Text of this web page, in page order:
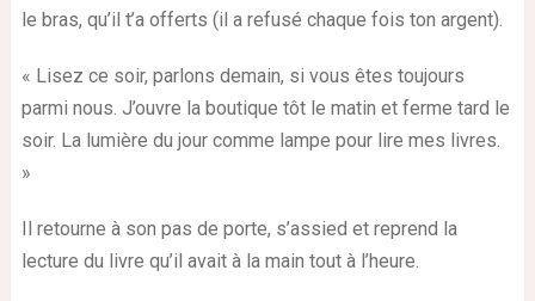
le bras, qu’il t’a offerts (il a refusé chaque fois ton argent).
« Lisez ce soir, parlons demain, si vous êtes toujours
parmi nous. J’ouvre la boutique tôt le matin et ferme tard le
soir. La lumière du jour comme lampe pour lire mes livres.
»
Il retourne à son pas de porte, s’assied et reprend la
lecture du livre qu’il avait à la main tout à l’heure.